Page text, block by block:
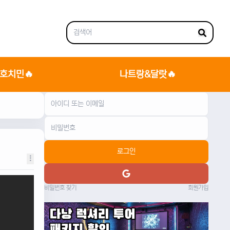
호치민🔥 나트랑&달랏🔥
로그인
비밀번호 찾기 회원가입